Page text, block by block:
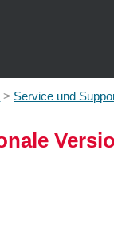
> Service und